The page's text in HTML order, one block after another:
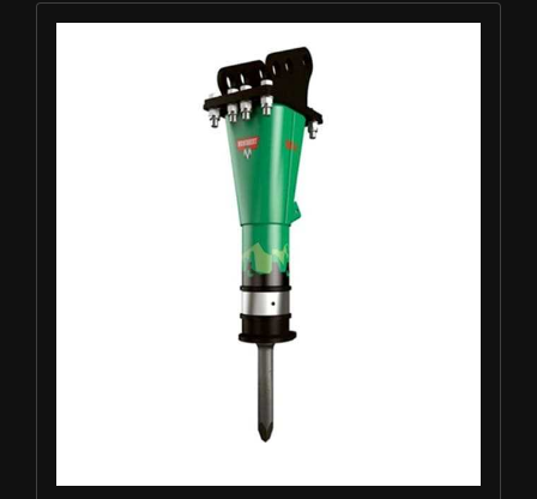
Louer BRH - Montabert SC-08